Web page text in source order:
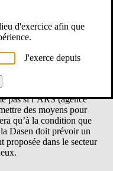
de la DASEN
sur l’enveloppe de
les PIAL (pôle inclusif
la place aux PAS (pôle
faisant sans moyen
d’une fermeture
pas si l’ARS (agence
des moyens pour
qu’à la condition que
Dasen doit prévoir un
proposée dans le secteur
d'exercice afin que
J'exerce depuis